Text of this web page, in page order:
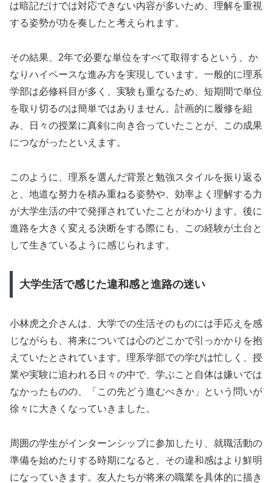
は暗記だけでは対応できない内容が多いため、理解を重視
する姿勢が功を奏したと考えられます。
その結果、2年で必要な単位をすべて取得するという、か
なりハイペースな進み方を実現しています。一般的に理系
学部は必修科目が多く、実験も重なるため、短期間で単位
を取り切るのは簡単ではありません。計画的に履修を組
み、日々の授業に真剣に向き合っていたことが、この成果
につながったといえます。
このように、理系を選んだ背景と勉強スタイルを振り返る
と、地道な努力を積み重ねる姿勢や、効率よく理解する力
が大学生活の中で発揮されていたことがわかります。後に
進路を大きく変える決断をする際にも、この経験が土台と
して生きているように感じられます。
大学生活で感じた違和感と進路の迷い
小林虎之介さんは、大学での生活そのものには手応えを感
じながらも、将来については心のどこかで引っかかりを抱
えていたとされています。理系学部での学びは忙しく、授
業や実験に追われる日々の中で、学ぶこと自体は嫌いでは
なかったものの、「この先どう進むべきか」という問いが
徐々に大きくなっていきました。
周囲の学生がインターンシップに参加したり、就職活動の
準備を始めたりする時期になると、その違和感はより鮮明
になっていきます。友人たちが将来の職業を具体的に描き